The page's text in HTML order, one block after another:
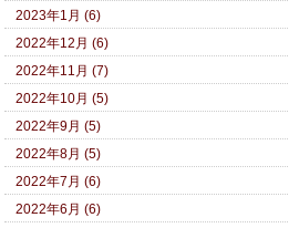
2023年1月 (6)
2022年12月 (6)
2022年11月 (7)
2022年10月 (5)
2022年9月 (5)
2022年8月 (5)
2022年7月 (6)
2022年6月 (6)